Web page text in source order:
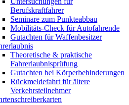
Berufskraftfahrer
Seminare zum Punkteabbau
Mobilitäts-Check für Autofahrende
Gutachten für Waffenbesitzer
Theoretische & praktische
Fahrerlaubnisprüfung
Gutachten bei Körperbehinderungen
Rückmeldefahrt für ältere
Verkehrsteilnehmer